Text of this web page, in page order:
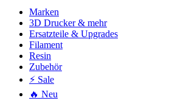
Marken
3D Drucker & mehr
Ersatzteile & Upgrades
Filament
Resin
Zubehör
⚡ Sale
🔥 Neu